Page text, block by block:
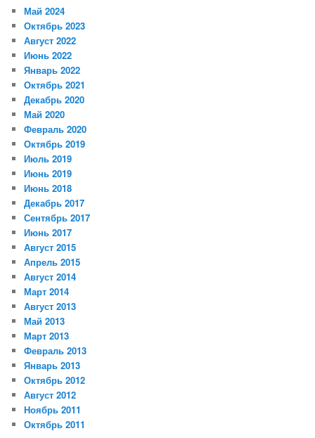
Май 2024
Октябрь 2023
Август 2022
Июнь 2022
Январь 2022
Октябрь 2021
Декабрь 2020
Май 2020
Февраль 2020
Октябрь 2019
Июль 2019
Июнь 2019
Июнь 2018
Декабрь 2017
Сентябрь 2017
Июнь 2017
Август 2015
Апрель 2015
Август 2014
Март 2014
Август 2013
Май 2013
Март 2013
Февраль 2013
Январь 2013
Октябрь 2012
Август 2012
Ноябрь 2011
Октябрь 2011